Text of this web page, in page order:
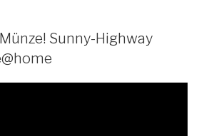
Sunny-Highway